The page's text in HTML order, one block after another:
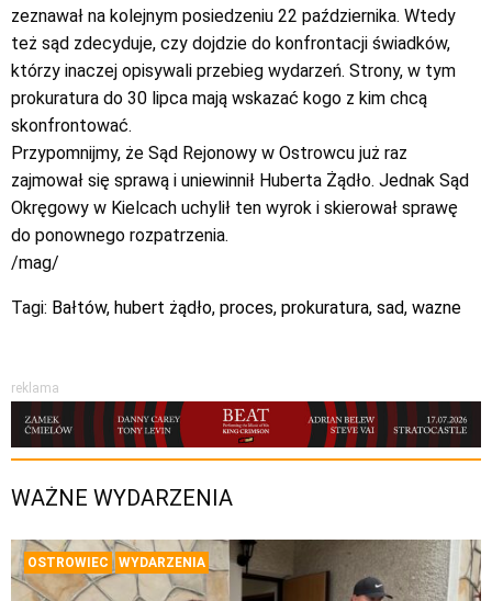
zeznawał na kolejnym posiedzeniu 22 października. Wtedy
też sąd zdecyduje, czy dojdzie do konfrontacji świadków,
którzy inaczej opisywali przebieg wydarzeń. Strony, w tym
prokuratura do 30 lipca mają wskazać kogo z kim chcą
skonfrontować.
Przypomnijmy, że Sąd Rejonowy w Ostrowcu już raz
zajmował się sprawą i uniewinnił Huberta Żądło. Jednak Sąd
Okręgowy w Kielcach uchylił ten wyrok i skierował sprawę
do ponownego rozpatrzenia.
/mag/
Tagi: Bałtów, hubert żądło, proces, prokuratura, sad, wazne
reklama
WAŻNE WYDARZENIA
OSTROWIEC WYDARZENIA